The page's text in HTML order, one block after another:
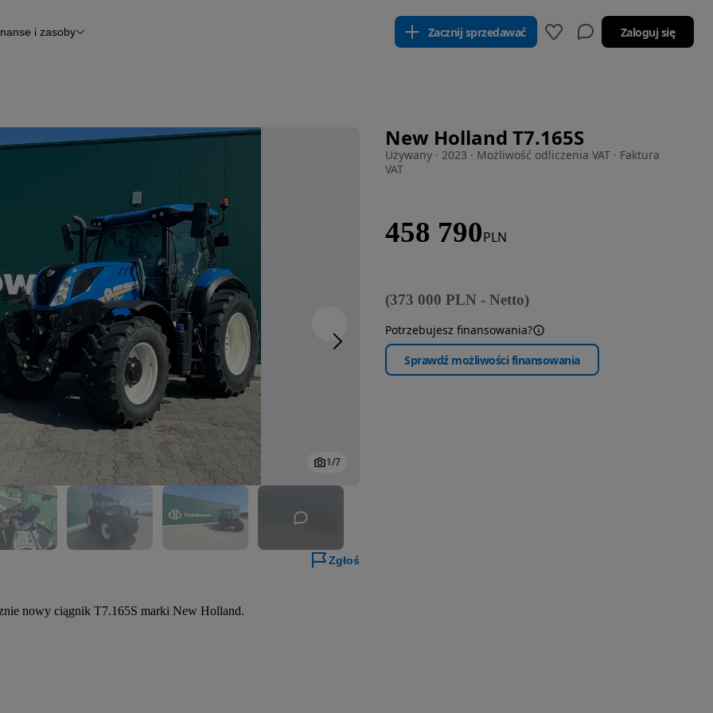
i zasoby Zacznij sprzedawać Zaloguj się
New Holland T7.165S
Używany · 2023 · Możliwość odliczenia VAT · Faktura
VAT
458 790PLN
(373 000 PLN - Netto)
Potrzebujesz finansowania?
Sprawdź możliwości finansowania
1/7
Zgłoś
nowy ciągnik T7.165S marki New Holland.